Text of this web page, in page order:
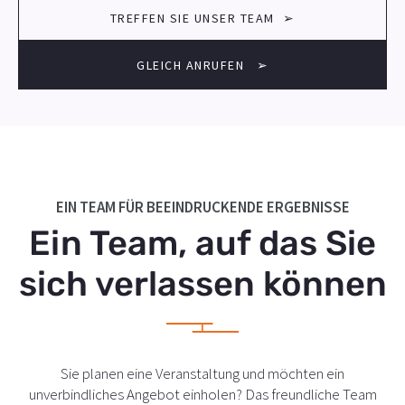
-
p
o
n
-
m
b
i
-
m
i
l
TREFFEN SIE UNSER TEAM ➢
GLEICH ANRUFEN ➢
EIN TEAM FÜR BEEINDRUCKENDE ERGEBNISSE
Ein Team, auf das Sie
sich verlassen können
Sie planen eine Veranstaltung und möchten ein
unverbindliches Angebot einholen? Das freundliche Team